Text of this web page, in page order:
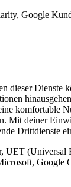
Google
dieser Dienste
komfortable
Mit deiner
Drittdienste
UET (Universal
Google